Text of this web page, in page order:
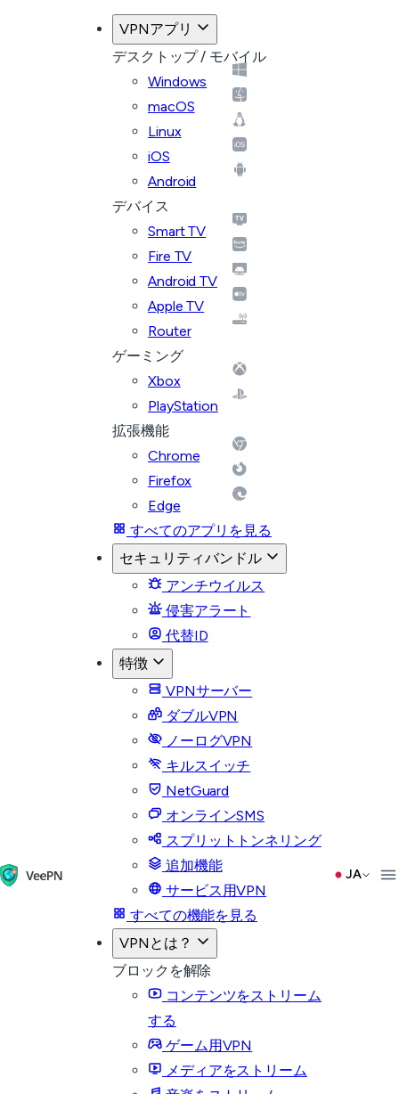
VPNアプリ
デスクトップ / モバイル
Windows
macOS
Linux
iOS
Android
デバイス
Smart TV
Fire TV
Android TV
Apple TV
Router
ゲーミング
Xbox
PlayStation
拡張機能
Chrome
Firefox
Edge
すべてのアプリを見る
セキュリティバンドル
アンチウイルス
侵害アラート
代替ID
特徴
VPNサーバー
ダブルVPN
ノーログVPN
キルスイッチ
NetGuard
オンラインSMS
スプリットトンネリング
追加機能
サービス用VPN
すべての機能を見る
VPNとは？
ブロックを解除
コンテンツをストリーム
する
ゲーム用VPN
メディアをストリーム
JA